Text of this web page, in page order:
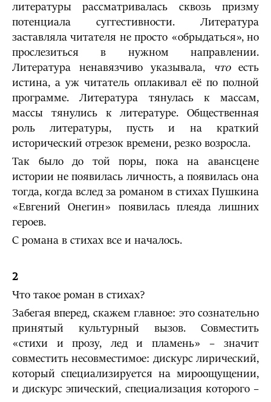
литературы рассматривалась сквозь призму
потенциала суггестивности. Литература
заставляла читателя не просто «обрыдаться», но
прослезиться в нужном направлении.
Литература ненавязчиво указывала,
чтоесть
истина, а уж читатель оплакивал её по полной
программе. Литература тянулась к массам,
массы тянулись к литературе. Общественная
роль литературы, пусть и на краткий
исторический отрезок времени, резко возросла.
Так было до той поры, пока на авансцене
истории не появилась личность, а появилась она
тогда, когда вслед за романом в стихах Пушкина
«Евгений Онегин» появилась плеяда лишних
героев.
С романа в стихах все и началось.
2
Что такое роман в стихах?
Забегая вперед, скажем главное: это сознательно
принятый культурный вызов. Совместить
«стихи и прозу, лед и пламень» – значит
совместить несовместимое: дискурс лирический,
который специализируется на мироощущении,
и дискурс эпический, специализация которого –